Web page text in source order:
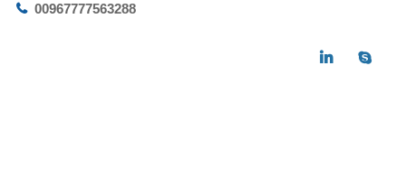
00967777563288